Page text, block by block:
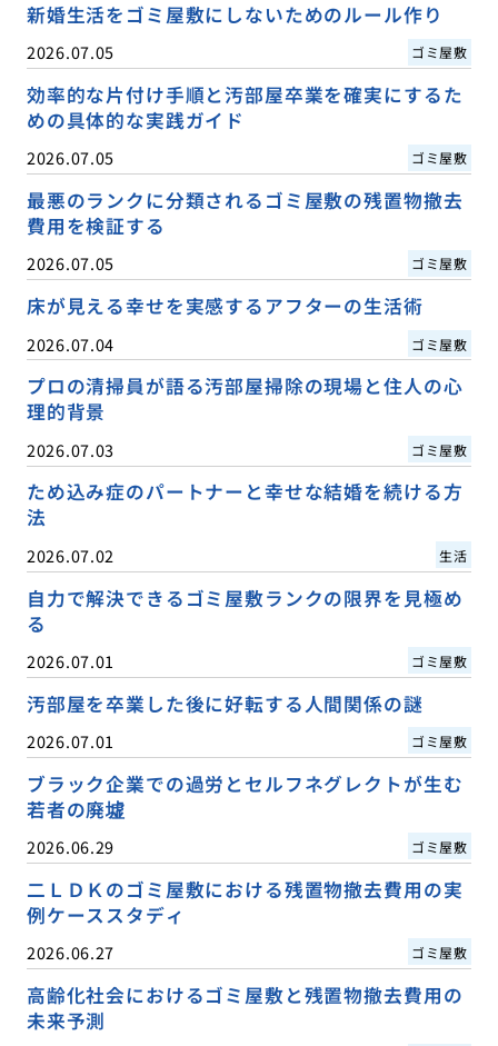
新婚生活をゴミ屋敷にしないためのルール作り
2026.07.05 ゴミ屋敷
効率的な片付け手順と汚部屋卒業を確実にするた
めの具体的な実践ガイド
2026.07.05 ゴミ屋敷
最悪のランクに分類されるゴミ屋敷の残置物撤去
費用を検証する
2026.07.05 ゴミ屋敷
床が見える幸せを実感するアフターの生活術
2026.07.04 ゴミ屋敷
プロの清掃員が語る汚部屋掃除の現場と住人の心
理的背景
2026.07.03 ゴミ屋敷
ため込み症のパートナーと幸せな結婚を続ける方
法
2026.07.02 生活
自力で解決できるゴミ屋敷ランクの限界を見極め
る
2026.07.01 ゴミ屋敷
汚部屋を卒業した後に好転する人間関係の謎
2026.07.01 ゴミ屋敷
ブラック企業での過労とセルフネグレクトが生む
若者の廃墟
2026.06.29 ゴミ屋敷
二ＬＤＫのゴミ屋敷における残置物撤去費用の実
例ケーススタディ
2026.06.27 ゴミ屋敷
高齢化社会におけるゴミ屋敷と残置物撤去費用の
未来予測